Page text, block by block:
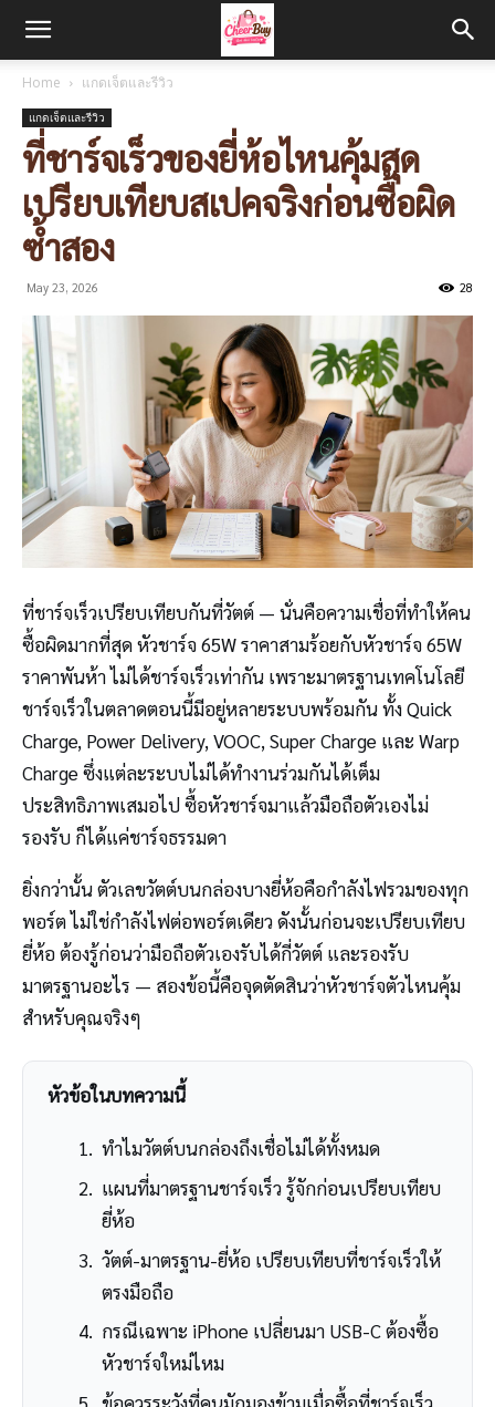
Home แกดเจ็ตและรีวิว
แกดเจ็ตและรีวิว
ที่ชาร์จเร็วของยี่ห้อไหนคุ้มสุด
เปรียบเทียบสเปคจริงก่อนซื้อผิด
ซ้ำสอง
May 23, 2026 28
ที่ชาร์จเร็วเปรียบเทียบกันที่วัตต์ — นั่นคือความเชื่อที่ทำให้คน
ซื้อผิดมากที่สุด หัวชาร์จ 65W ราคาสามร้อยกับหัวชาร์จ 65W
ราคาพันห้า ไม่ได้ชาร์จเร็วเท่ากัน เพราะมาตรฐานเทคโนโลยี
ชาร์จเร็วในตลาดตอนนี้มีอยู่หลายระบบพร้อมกัน ทั้ง Quick
Charge, Power Delivery, VOOC, Super Charge และ Warp
Charge ซึ่งแต่ละระบบไม่ได้ทำงานร่วมกันได้เต็ม
ประสิทธิภาพเสมอไป ซื้อหัวชาร์จมาแล้วมือถือตัวเองไม่
รองรับ ก็ได้แค่ชาร์จธรรมดา
ยิ่งกว่านั้น ตัวเลขวัตต์บนกล่องบางยี่ห้อคือกำลังไฟรวมของทุก
พอร์ต ไม่ใช่กำลังไฟต่อพอร์ตเดียว ดังนั้นก่อนจะเปรียบเทียบ
ยี่ห้อ ต้องรู้ก่อนว่ามือถือตัวเองรับได้กี่วัตต์ และรองรับ
มาตรฐานอะไร — สองข้อนี้คือจุดตัดสินว่าหัวชาร์จตัวไหนคุ้ม
สำหรับคุณจริงๆ
หัวข้อในบทความนี้
ทำไมวัตต์บนกล่องถึงเชื่อไม่ได้ทั้งหมด
แผนที่มาตรฐานชาร์จเร็ว รู้จักก่อนเปรียบเทียบ
ยี่ห้อ
วัตต์-มาตรฐาน-ยี่ห้อ เปรียบเทียบที่ชาร์จเร็วให้
ตรงมือถือ
กรณีเฉพาะ iPhone เปลี่ยนมา USB-C ต้องซื้อ
หัวชาร์จใหม่ไหม